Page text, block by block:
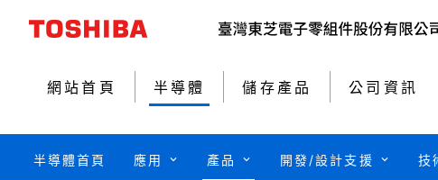
網站首頁 半導體 儲存產品 公司資訊
半導體首頁 應用 產品 開發/設計支援 技